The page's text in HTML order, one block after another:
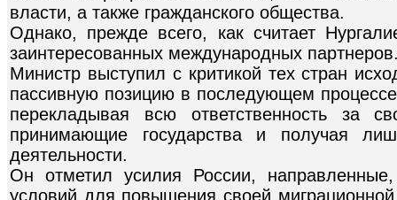
власти, а также гражданского общества.
Однако, прежде всего, как считает
заинтересованных международных
Министр выступил с критикой тех стран
пассивную позицию в последующем
перекладывая всю ответственность за
принимающие государства и получая
деятельности.
Он отметил усилия России,
условий для повышения своей